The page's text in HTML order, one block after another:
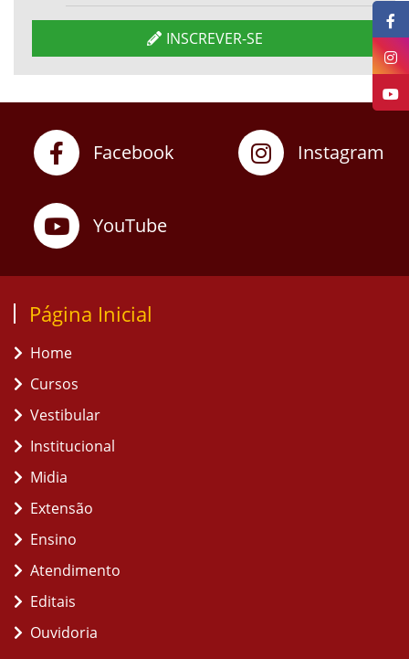
INSCREVER-SE
Facebook Instagram
YouTube
Página Inicial
Home
Cursos
Vestibular
Institucional
Midia
Extensão
Ensino
Atendimento
Editais
Ouvidoria